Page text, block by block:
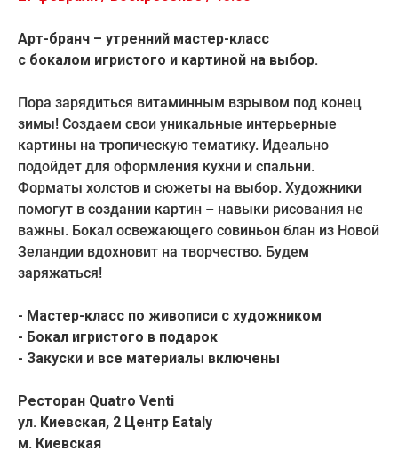
Арт-бранч – утренний мастер-класс
с бокалом игристого и картиной на выбор.
Пора зарядиться витаминным взрывом под конец
зимы! Создаем свои уникальные интерьерные
картины на тропическую тематику. Идеально
подойдет для оформления кухни и спальни.
Форматы холстов и сюжеты на выбор. Художники
помогут в создании картин – навыки рисования не
важны. Бокал освежающего совиньон блан из Новой
Зеландии вдохновит на творчество. Будем
заряжаться!
- Мастер-класс по живописи с художником
- Бокал игристого в подарок
- Закуски и все материалы включены
Ресторан Quatro Venti
ул. Киевская, 2 Центр Eataly
м. Киевская